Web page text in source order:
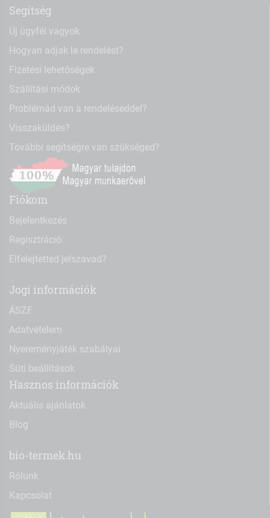
Segítség
Új ügyfél vagyok
Hogyan adjak le rendelést?
Fizetési lehetőségek
Szállítási módok
Problémád van a rendeléseddel?
Visszaküldés?
További segítségre van szükséged?
Fiókom
Bejelentkezés
Regisztráció
Elfelejtetted jelszavad?
Jogi információk
ÁSZF
Adatvételem
Nyereményjáték szabályai
Süti beállítások
Hasznos információk
Aktuális ajánlatok
Blog
bio-termek.hu
Rólunk
Kapcsolat